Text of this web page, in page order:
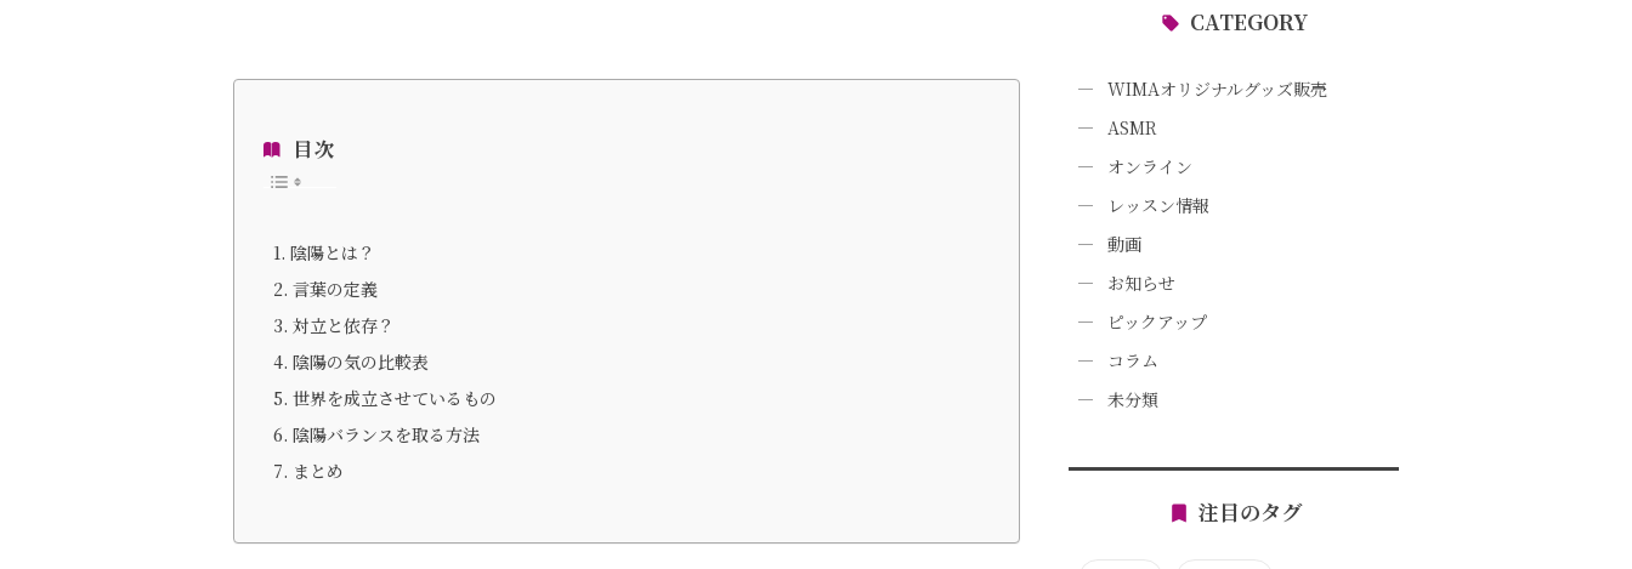
目次
陰陽とは？
言葉の定義
対立と依存？
陰陽の気の比較表
世界を成立させているもの
陰陽バランスを取る方法
まとめ
CATEGORY
WIMAオリジナルグッズ販売
ASMR
オンライン
レッスン情報
動画
お知らせ
ピックアップ
コラム
未分類
注目のタグ